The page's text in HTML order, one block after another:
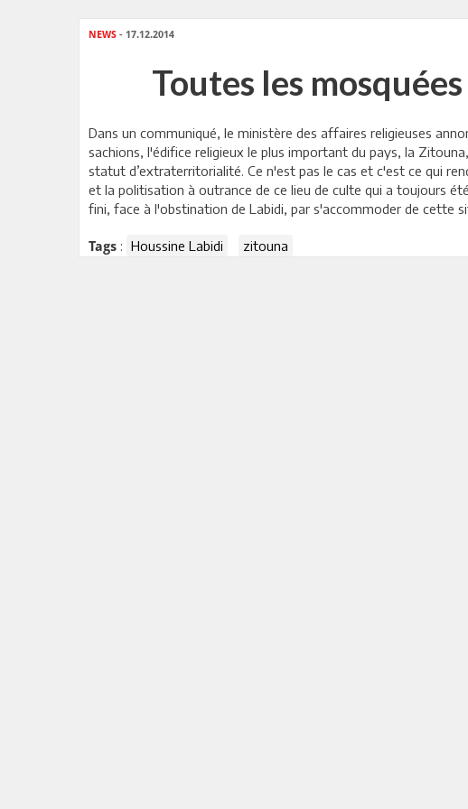
NEWS - 17.12.2014
Toutes les
Dans un communiqué, le ministère des affaires religieuses
sachions, l'édifice religieux le plus important du pays, la
statut d’extraterritorialité. Ce n'est pas le cas et c'est ce qui
et la politisation à outrance de ce lieu de culte qui a toujours
fini, face à l'obstination de Labidi, par s'accommoder de cette
Tags : Houssine Labidi zitouna